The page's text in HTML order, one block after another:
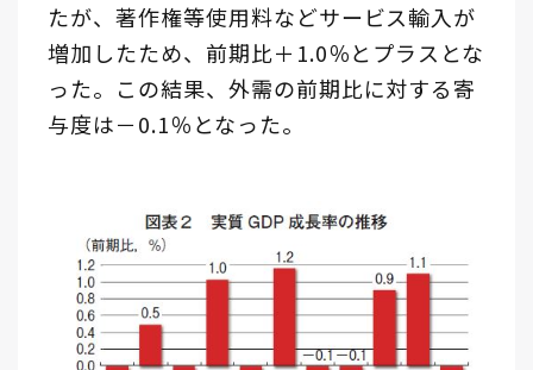
たが、著作権等使用料などサービス輸入が
増加したため、前期比＋1.0％とプラスとな
った。この結果、外需の前期比に対する寄
与度は－0.1％となった。